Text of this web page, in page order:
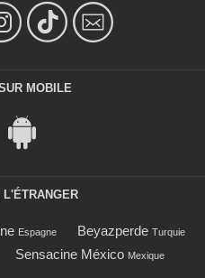
MOBILE
Espagne Beyazperde Turquie
Sensacine México Mexique